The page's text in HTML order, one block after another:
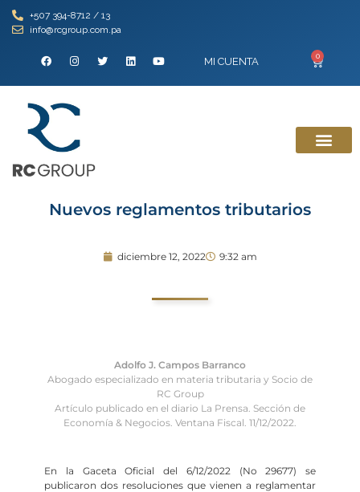
+507 394-8712 / 13
info@rcgroup.com.pa
MI CUENTA 0
Nuevos reglamentos tributarios
diciembre 12, 2022 9:32 am
Adolfo J. Campos Barranco
Abogado especializado en materia tributaria y Socio de
RC Group
Artículo publicado en el diario La Prensa. Sección de
Economía & Negocios. Ventana Fiscal. 11/12/2022.
En la Gaceta Oficial del 6/12/2022 (No 29677) se
publicaron dos resoluciones que vienen a reglamentar